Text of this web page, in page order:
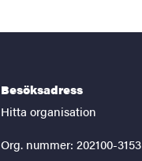
Besöksadress
Hitta organisation
Org. nummer: 202100-3153